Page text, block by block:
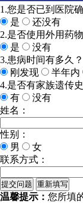
1.您是否已到医院
是
还没有
2.是否使用外用药
是
没有
3.患病时间有多久？
刚发现
半年内
4.是否有家族遗传
有
没有
姓名：
性别：
男
女
联系方式：
温馨提示： 您所填